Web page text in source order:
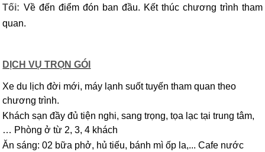
Tối: Về đến điểm đón ban đầu. Kết thúc chương trình tham
quan.
DỊCH VỤ TRỌN GÓI
Xe du lịch đời mới, máy lạnh suốt tuyến tham quan theo
chương trình.
Khách sạn đầy đủ tiện nghi, sang trọng, tọa lạc tại trung tâm,
… Phòng ở từ 2, 3, 4 khách
Ăn sáng: 02 bữa phở, hủ tiếu, bánh mì ốp la,... Cafe nước